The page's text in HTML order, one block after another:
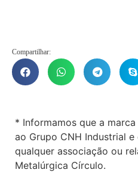
Compartilhar:
* Informamos que a
ao Grupo CNH Industrial
qualquer associação ou
Metalúrgica Círculo.